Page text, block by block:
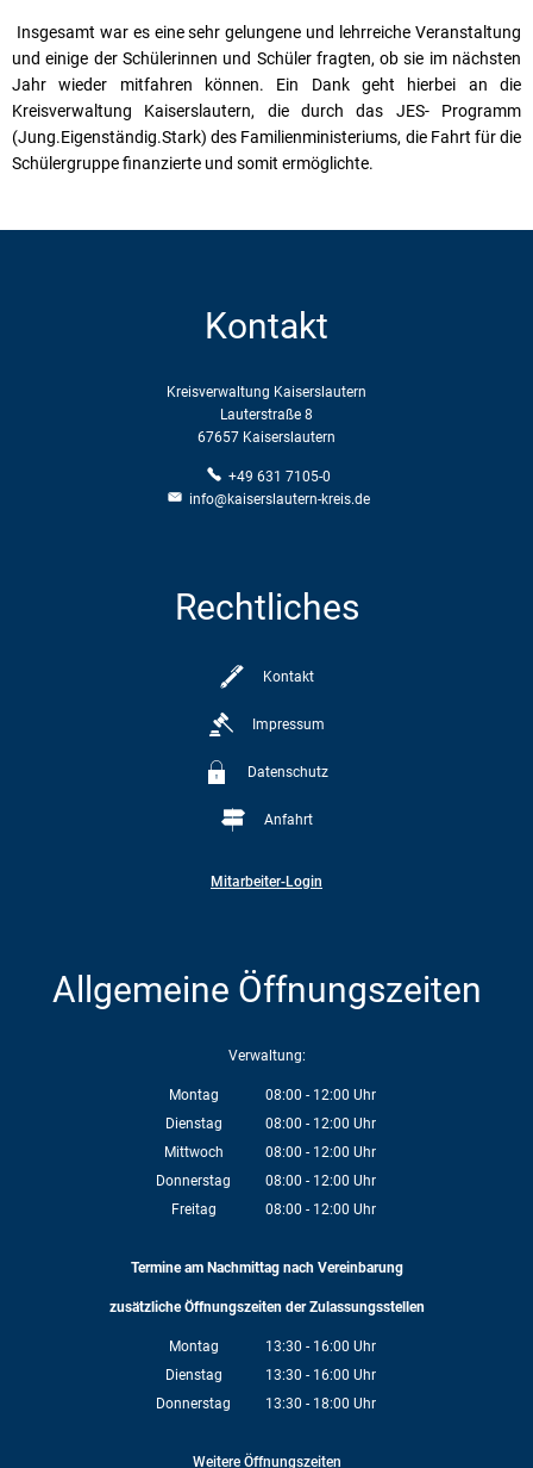
Insgesamt war es eine sehr gelungene und lehrreiche Veranstaltung
und einige der Schülerinnen und Schüler fragten, ob sie im nächsten
Jahr wieder mitfahren können. Ein Dank geht hierbei an die
Kreisverwaltung Kaiserslautern, die durch das JES- Programm
(Jung.Eigenständig.Stark) des Familienministeriums, die Fahrt für die
Schülergruppe finanzierte und somit ermöglichte.
Kontakt
Kreisverwaltung Kaiserslautern
Lauterstraße 8
67657 Kaiserslautern
+49 631 7105-0
info@kaiserslautern-kreis.de
Rechtliches
Kontakt
Impressum
Datenschutz
Anfahrt
Mitarbeiter-Login
Allgemeine Öffnungszeiten
Verwaltung:
Montag 08:00 - 12:00 Uhr
Von 08:00 bis 12:00 Uhr
Dienstag 08:00 - 12:00 Uhr
Von 08:00 bis 12:00 Uhr
Mittwoch 08:00 - 12:00 Uhr
Von 08:00 bis 12:00 Uhr
Donnerstag 08:00 - 12:00 Uhr
Von 08:00 bis 12:00 Uhr
Freitag 08:00 - 12:00 Uhr
Termine am Nachmittag nach Vereinbarung
zusätzliche Öffnungszeiten der Zulassungsstellen
Montag 13:30 - 16:00 Uhr
Von 13:30 bis 16:00 Uhr
Dienstag 13:30 - 16:00 Uhr
Von 13:30 bis 16:00 Uhr
Donnerstag 13:30 - 18:00 Uhr
Weitere Öffnungszeiten